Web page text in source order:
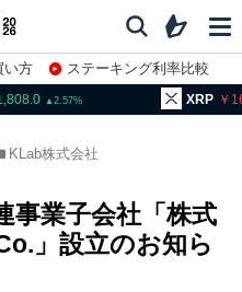
い方
ステーキング利率比較
2.57 166.07
KLab株式会社
事業子会社「株式
」設立のお知ら